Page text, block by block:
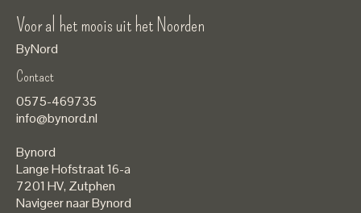
Voor al het moois uit het Noorden
ByNord
Contact
0575-469735
info@bynord.nl
Bynord
Lange Hofstraat 16-a
7201 HV, Zutphen
Navigeer naar Bynord